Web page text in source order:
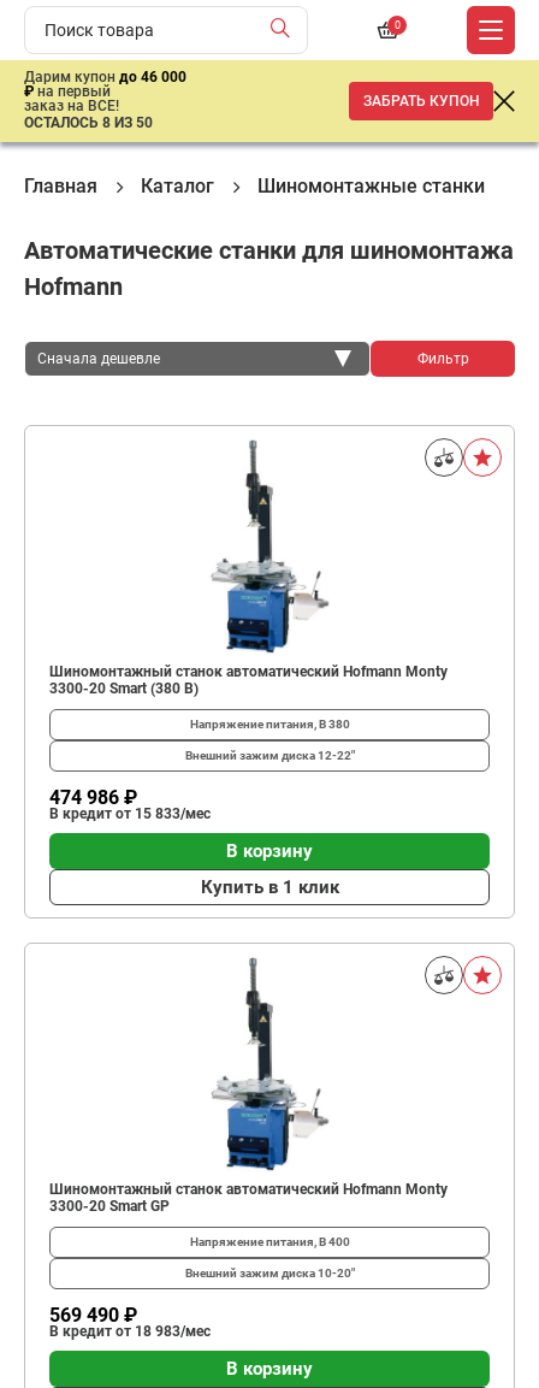
0
Дарим купон до 46 000
₽ на первый
заказ на ВСЕ!
ОСТАЛОСЬ 8 ИЗ 50
ЗАБРАТЬ КУПОН
Главная Каталог Шиномонтажные станки
Автоматические станки для шиномонтажа
Hofmann
Сначала дешевле Фильтр
Шиномонтажный станок автоматический Hofmann Monty
3300-20 Smart (380 В)
Напряжение питания, В380
Внешний зажим диска12-22"
474 986 ₽
В кредит от 15 833/мес
В корзину
Купить в 1 клик
Шиномонтажный станок автоматический Hofmann Monty
3300-20 Smart GP
Напряжение питания, В400
Внешний зажим диска10-20"
569 490 ₽
В кредит от 18 983/мес
В корзину